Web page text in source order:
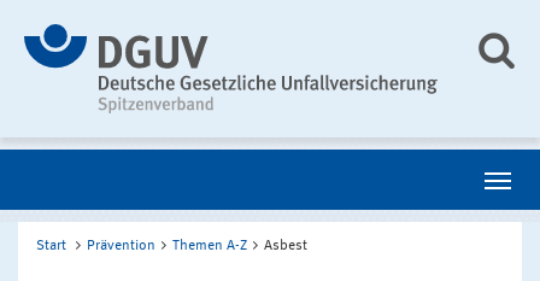
Start Prävention Themen A-Z Asbest